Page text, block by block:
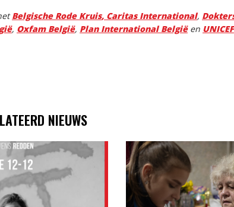
Belgische Rode Kruis, Caritas International,
, Oxfam België, Plan International Belgiëen UNICEF
NIEUWS